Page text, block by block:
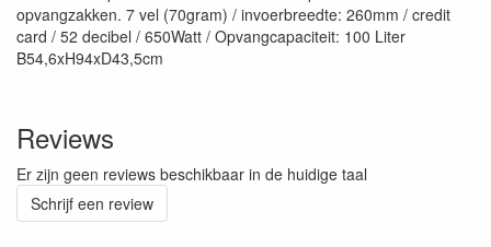
opvangzakken. 7 vel (70gram) / invoerbreedte: 260mm / credit
card / 52 decibel / 650Watt / Opvangcapaciteit: 100 Liter
B54,6xH94xD43,5cm
Reviews
Er zijn geen reviews beschikbaar in de huidige taal
Schrijf een review